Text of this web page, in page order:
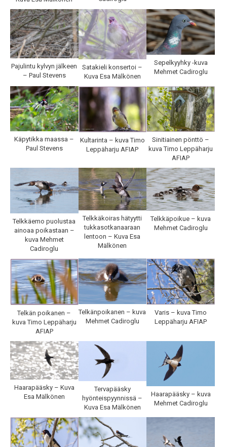
Pajulintu kylvyn jälkeen
– Paul Stevens
Satakieli konsertoi –
Kuva Esa Mälkönen
Sepelkyyhky -kuva
Mehmet Cadiroglu
Käpytikka maassa –
Paul Stevens
Kultarinta – kuva Timo
Leppäharju AFIAP
Sinitiainen pönttö –
kuva Timo Leppäharju
AFIAP
Telkkäemo puolustaa
ainoaa poikastaan –
kuva Mehmet
Cadiroglu
Telkkäkoiras hätyytti
tukkasotkanaaraan
lentoon – Kuva Esa
Mälkönen
Telkkäpoikue – kuva
Mehmet Cadiroglu
Telkän poikanen –
kuva Timo Leppäharju
AFIAP
Telkänpoikanen – kuva
Mehmet Cadiroglu
Varis – kuva Timo
Leppäharju AFIAP
Haarapääsky – Kuva
Esa Mälkönen
Tervapääsky
hyönteispyynnissä –
Kuva Esa Mälkönen
Haarapääsky – kuva
Mehmet Cadiroglu